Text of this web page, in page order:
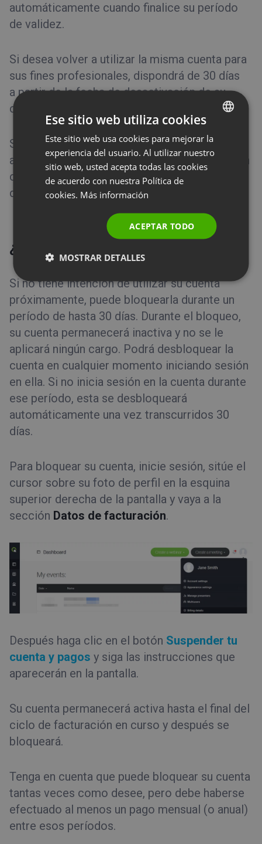
automáticamente cuando finalice su período
de validez.
Si desea volver a utilizar la misma cuenta para
sus fines profesionales, dispondrá de 30 días
a partir de la fecha de desactivación de su
cuenta para restaurarla.
Si prefiere cerrar su cuenta de prueba gratuita
antes de su expiración automática, póngase en
contacto con nuestro Equipo de Satisfacción
del Cliente (Asistencia al cliente
¿Puedo suspender mi cuenta?
Si no tiene intención de utilizar su cuenta
próximamente, puede bloquearla durante un
período de hasta 30 días. Durante el bloqueo,
su cuenta permanecerá inactiva y no se le
aplicará ningún cargo. Podrá desbloquear la
cuenta en cualquier momento iniciando sesión
en ella. Si no inicia sesión en la cuenta durante
ese período, esta se desbloqueará
automáticamente una vez transcurridos 30
días.
Para bloquear su cuenta, inicie sesión, sitúe el
cursor sobre su foto de perfil en la esquina
superior derecha de la pantalla y vaya a la
sección Datos de facturación.
Después haga clic en el botón Suspender tu
cuenta y pagos y siga las instrucciones que
aparecerán en la pantalla.
Su cuenta permanecerá activa hasta el final del
ciclo de facturación en curso y después se
bloqueará.
Tenga en cuenta que puede bloquear su cuenta
tantas veces como desee, pero debe haberse
efectuado al menos un pago mensual (o anual)
entre esos períodos.
ENGLISH
FRENCH
RUSSIAN
SPANISH
Ese sitio web utiliza cookies
Este sitio web usa cookies para mejorar la
experiencia del usuario. Al utilizar nuestro
sitio web, usted acepta todas las cookies
de acuerdo con nuestra Política de
cookies. Más información
ACEPTAR TODO
MOSTRAR DETALLES